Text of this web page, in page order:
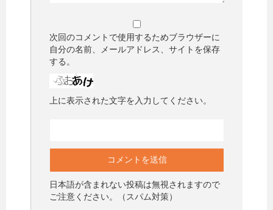
次回のコメントで使用するためブラウザーに
自分の名前、メールアドレス、サイトを保存
する。
上に表示された文字を入力してください。
日本語が含まれない投稿は無視されますので
ご注意ください。（スパム対策）